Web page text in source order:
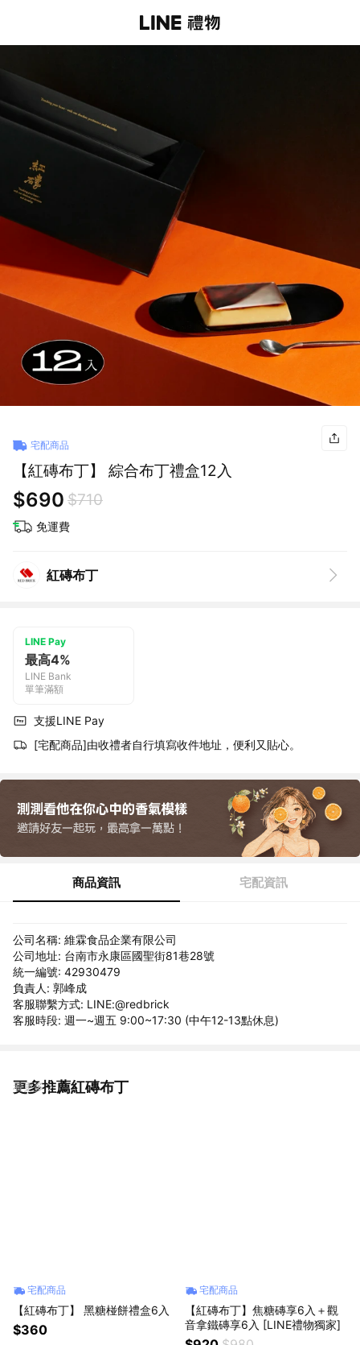
宅配商品
【紅磚布丁】 綜合布丁禮盒12入
$690 $710
免運費
紅磚布丁
LINE Pay
最高4%
LINE Bank
單筆滿額
支援LINE Pay
[宅配商品]由收禮者自行填寫收件地址，便利又貼心。
商品資訊 宅配資訊
公司名稱: 維霖食品企業有限公司
公司地址: 台南市永康區國聖街81巷28號
統一編號: 42930479
負責人: 郭峰成
客服聯繫方式: LINE:@redbrick
客服時段: 週一~週五 9:00~17:30 (中午12-13點休息)
更多推薦紅磚布丁
看更多
宅配商品
【紅磚布丁】 黑糖椪餅禮盒6入
$360
宅配商品
【紅磚布丁】焦糖磚享6入＋觀
音拿鐵磚享6入 [LINE禮物獨家]